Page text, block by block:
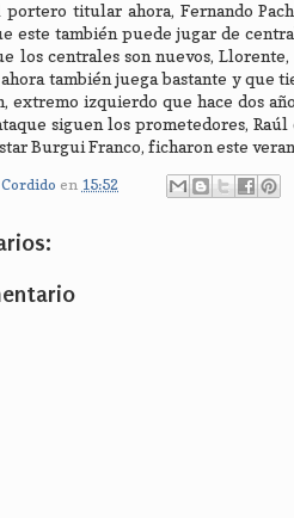
titular ahora, Fernando
este también puede jugar de
los centrales son nuevos,
también juega bastante y que
extremo izquierdo que hace dos
siguen los prometedores, Raúl
Burgui Franco, ficharon este
en 15:52